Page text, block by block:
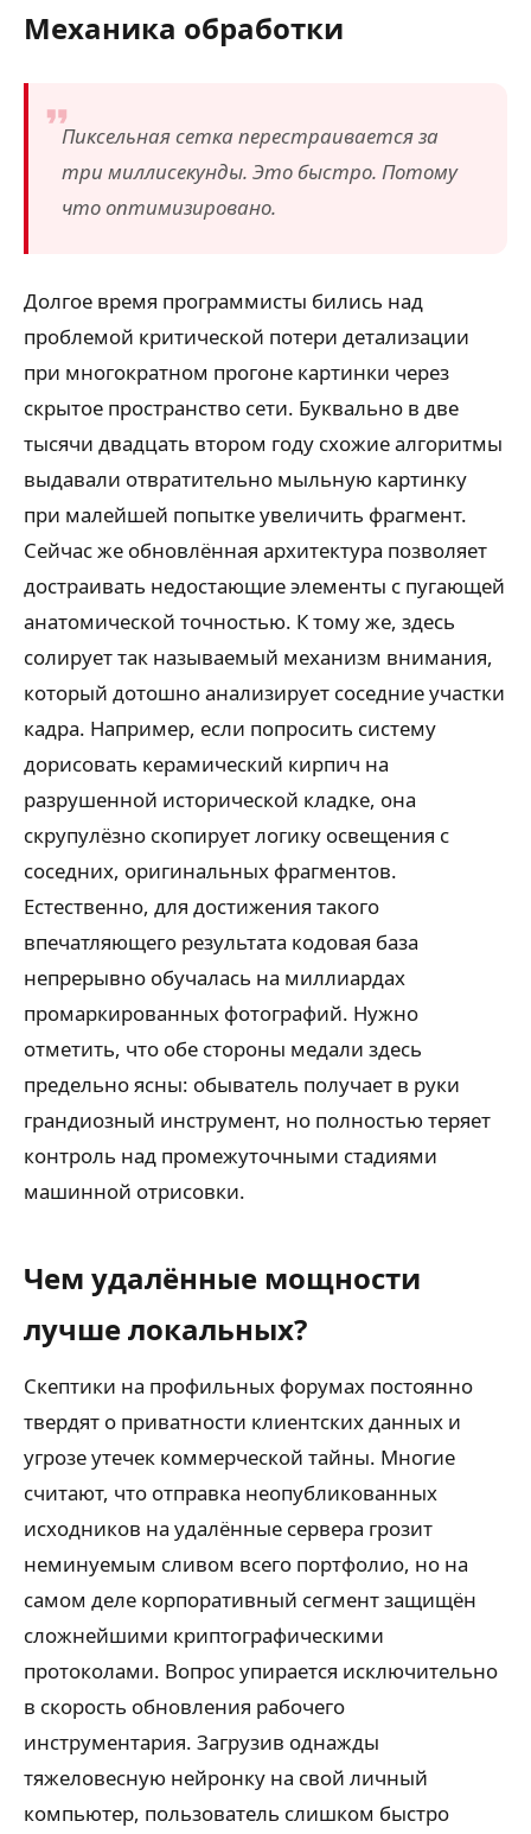
Механика обработки
Пиксельная сетка перестраивается за
три миллисекунды. Это быстро. Потому
что оптимизировано.
Долгое время программисты бились над
проблемой критической потери детализации
при многократном прогоне картинки через
скрытое пространство сети. Буквально в две
тысячи двадцать втором году схожие алгоритмы
выдавали отвратительно мыльную картинку
при малейшей попытке увеличить фрагмент.
Сейчас же обновлённая архитектура позволяет
достраивать недостающие элементы с пугающей
анатомической точностью. К тому же, здесь
солирует так называемый механизм внимания,
который дотошно анализирует соседние участки
кадра. Например, если попросить систему
дорисовать керамический кирпич на
разрушенной исторической кладке, она
скрупулёзно скопирует логику освещения с
соседних, оригинальных фрагментов.
Естественно, для достижения такого
впечатляющего результата кодовая база
непрерывно обучалась на миллиардах
промаркированных фотографий. Нужно
отметить, что обе стороны медали здесь
предельно ясны: обыватель получает в руки
грандиозный инструмент, но полностью теряет
контроль над промежуточными стадиями
машинной отрисовки.
Чем удалённые мощности
лучше локальных?
Скептики на профильных форумах постоянно
твердят о приватности клиентских данных и
угрозе утечек коммерческой тайны. Многие
считают, что отправка неопубликованных
исходников на удалённые сервера грозит
неминуемым сливом всего портфолио, но на
самом деле корпоративный сегмент защищён
сложнейшими криптографическими
протоколами. Вопрос упирается исключительно
в скорость обновления рабочего
инструментария. Загрузив однажды
тяжеловесную нейронку на свой личный
компьютер, пользователь слишком быстро